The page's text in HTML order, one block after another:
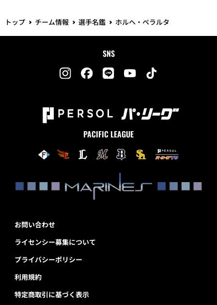
トップ チーム情報 選手名鑑 ホルヘ・ペラルタ
SNS
PACIFIC LEAGUE
お問い合わせ
ライセンシー募集について
プライバシーポリシー
利用規約
特定商取引に基づく表示